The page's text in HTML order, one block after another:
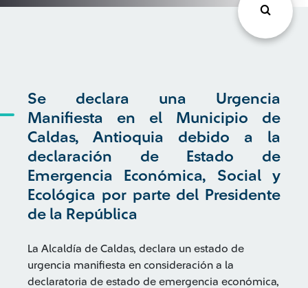
Se declara una Urgencia
Manifiesta en el Municipio de
Caldas, Antioquia debido a la
declaración de Estado de
Emergencia Económica, Social y
Ecológica por parte del Presidente
de la República
La Alcaldía de Caldas, declara un estado de
urgencia manifiesta en consideración a la
declaratoria de estado de emergencia económica,